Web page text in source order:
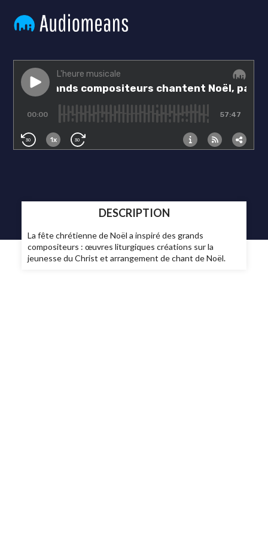
DESCRIPTION
La fête chrétienne de Noël a inspiré des grands
compositeurs : œuvres liturgiques créations sur la
jeunesse du Christ et arrangement de chant de Noël.